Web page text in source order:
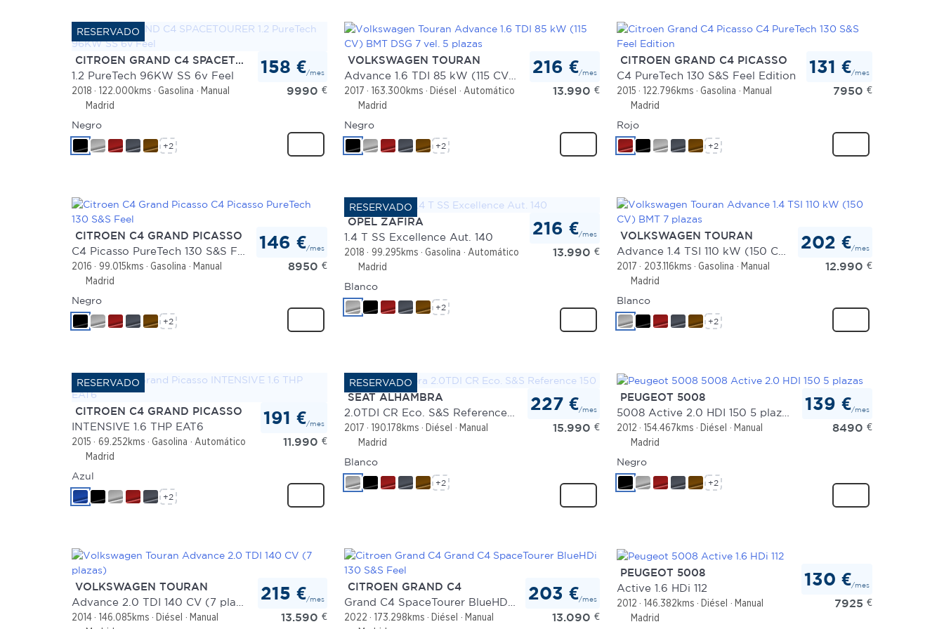
CITROEN GRAND C4 SPACETOURER
1.2 PureTech 96KW SS 6v Feel
2018 122.000kms Gasolina
Manual
Madrid
158 €/mes
9990 €
Negro
+2
VOLKSWAGEN TOURAN
2017 163.300kms Diésel
Automático
Madrid
216 €/mes
13.990 €
Negro
+2
CITROEN GRAND C4 PICASSO
C4 PureTech 130 S&S Feel Edition
2015 122.796kms Gasolina
Manual
Madrid
131 €/mes
7950 €
Rojo
+2
CITROEN C4 GRAND PICASSO
2016 99.015kms Gasolina
Manual
Madrid
146 €/mes
8950 €
Negro
+2
OPEL ZAFIRA
1.4 T SS Excellence Aut. 140
2018 99.295kms Gasolina
Automático
Madrid
216 €/mes
13.990 €
Blanco
+2
VOLKSWAGEN TOURAN
2017 203.116kms Gasolina
Manual
Madrid
202 €/mes
12.990 €
Blanco
+2
CITROEN C4 GRAND PICASSO
INTENSIVE 1.6 THP EAT6
2015 69.252kms Gasolina
Automático
Madrid
191 €/mes
11.990 €
Azul
+2
SEAT ALHAMBRA
2017 190.178kms Diésel
Manual
Madrid
227 €/mes
15.990 €
Blanco
+2
PEUGEOT 5008
2012 154.467kms Diésel
Manual
Madrid
139 €/mes
8490 €
Negro
+2
VOLKSWAGEN TOURAN
2014 146.085kms Diésel
Manual
215 €/mes
13.590 €
CITROEN GRAND C4
2022 173.298kms Diésel
Manual
203 €/mes
13.090 €
PEUGEOT 5008
Active 1.6 HDi 112
2012 146.382kms Diésel
Manual
Madrid
130 €/mes
7925 €